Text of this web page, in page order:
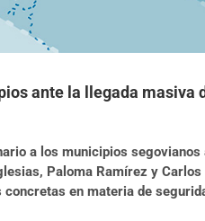
ante la llegada masiva
a los municipios
Paloma Ramírez y Carlos
en materia de